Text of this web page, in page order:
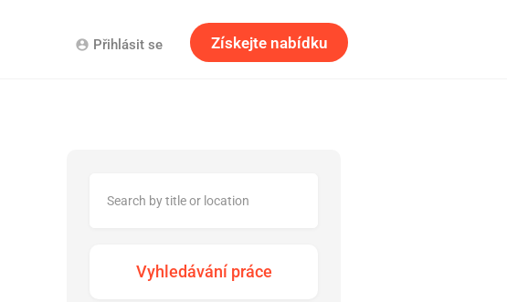
Získejte nabídku
account_circle Přihlásit se